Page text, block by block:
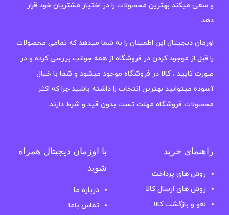
و سعی میکند بهترین محصولات را در اختیار مشتریان خود قرار
دهد.
اوزمان دیجیتال این اطمینان را به شما میدهد که تمامی محصولات
را قبل از موجود کردن در فروشگاه از همه جوانب بررسی کرده و در
صورت تایید ، کالا در فروشگاه موجود میشود و شما با خیال
آسوده میتوانید بهترین انتخاب را داشته باشید چرا که اکثر
محصولات فروشگاه مهلت تست بدون قید و شرط دارند.
راهنمای خرید
روش های پرداخت
روش های ارسال کالا
لغو و بازگشت کالا
با اوزمان دیجیتال همراه
شوید
درباره ما
تماس باما